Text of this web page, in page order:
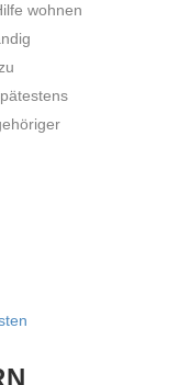
wohnen